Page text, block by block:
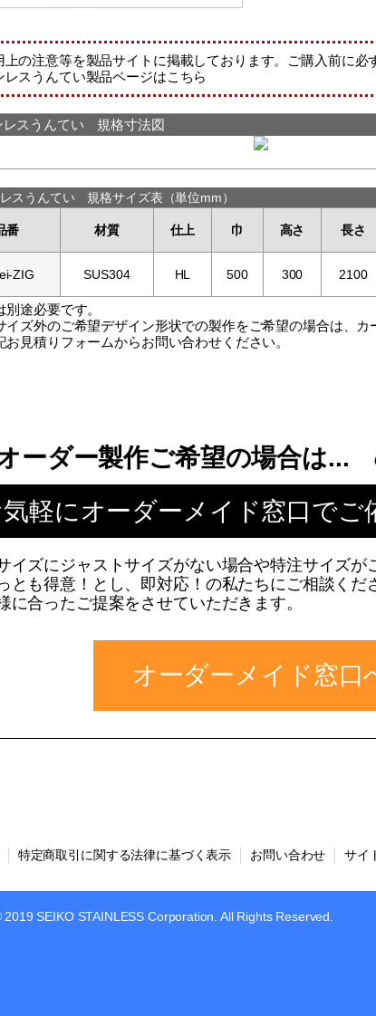
上の注意等を製品サイトに掲載しております。ご購入前に必
レスうんてい製品ページはこちら
レスうんてい 規格寸法図
スうんてい 規格サイズ表（単位mm）
番 材質 仕上 巾 高さ 長さ
ZIG SUS304 HL 500 300 2100
途必要です。
ズ外のご希望デザイン形状での製作をご希望の場合は、カ
お見積りフォームからお問い合わせください。
ーダー製作ご希望の場合は...
軽にオーダーメイド窓口でご
イズにジャストサイズがない場合や特注サイズが
とも得意！とし、即対応！の私たちにご相談くだ
に合ったご提案をさせていただきます。
オーダーメイド窓口
特定商取引に関する法律に基づく表示 お問い合わせ サイ
SEIKO STAINLESS Corporation. All Rights Reserved.